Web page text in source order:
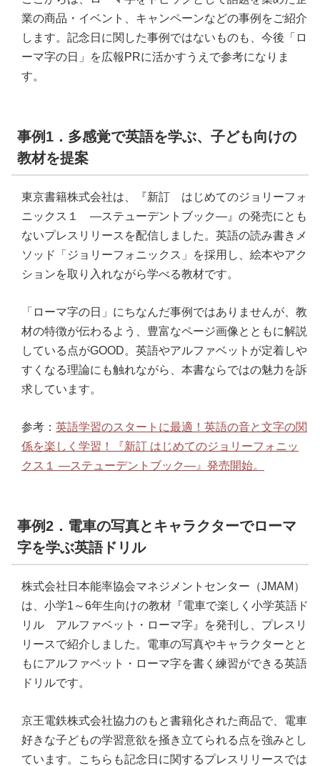
業の商品・イベント、キャンペーンなどの事例をご紹介
します。記念日に関した事例ではないものも、今後「ロ
ーマ字の日」を広報PRに活かすうえで参考になりま
す。
事例1．多感覚で英語を学ぶ、子ども向けの
教材を提案
東京書籍株式会社は、『新訂 はじめてのジョリーフォ
ニックス１ ―ステューデントブック―』の発売にとも
ないプレスリリースを配信しました。英語の読み書きメ
ソッド「ジョリーフォニックス」を採用し、絵本やアク
ションを取り入れながら学べる教材です。
「ローマ字の日」にちなんだ事例ではありませんが、教
材の特徴が伝わるよう、豊富なページ画像とともに解説
している点がGOOD。英語やアルファベットが定着しや
すくなる理論にも触れながら、本書ならではの魅力を訴
求しています。
参考： 英語学習のスタートに最適！英語の音と文字の関
係を楽しく学習！『新訂 はじめてのジョリーフォニッ
クス１ ―ステューデントブック―』発売開始。
事例2．電車の写真とキャラクターでローマ
字を学ぶ英語ドリル
株式会社日本能率協会マネジメントセンター（JMAM）
は、小学1～6年生向けの教材『電車で楽しく小学英語ド
リル アルファベット・ローマ字』を発刊し、プレスリ
リースで紹介しました。電車の写真やキャラクターとと
もにアルファベット・ローマ字を書く練習ができる英語
ドリルです。
京王電鉄株式会社協力のもと書籍化された商品で、電車
好きな子どもの学習意欲を掻き立てられる点を強みとし
ています。こちらも記念日に関するプレスリリースでは